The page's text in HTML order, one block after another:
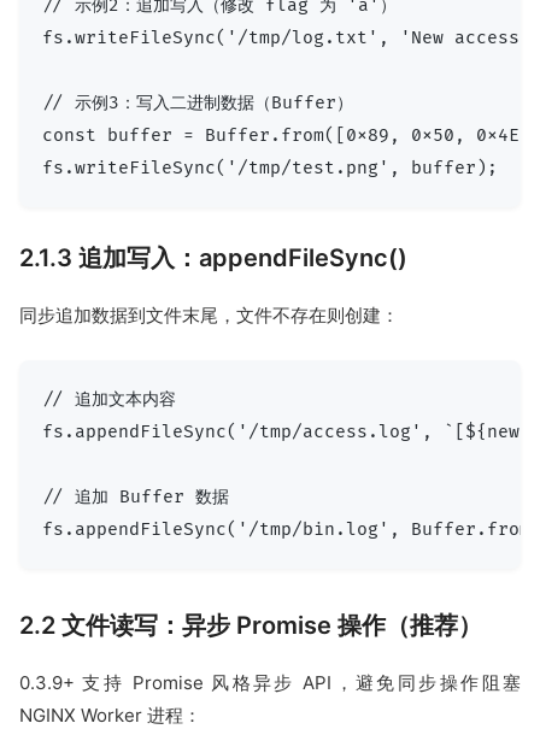
// 示例2：追加写入（修改 flag 为 'a'）
fs.writeFileSync('/tmp/log.txt', 'New
// 示例3：写入二进制数据（Buffer）
const buffer = Buffer.from([0x89, 0x50, 0x4E,
2.1.3 追加写入：appendFileSync()
同步追加数据到文件末尾，文件不存在则创建：
// 追加文本内容
fs.appendFileSync('/tmp/access.log',
// 追加 Buffer 数据
2.2 文件读写：异步 Promise 操作（推荐）
0.3.9+ 支持 Promise 风格异步 API，避免同步操作阻塞
NGINX Worker 进程：